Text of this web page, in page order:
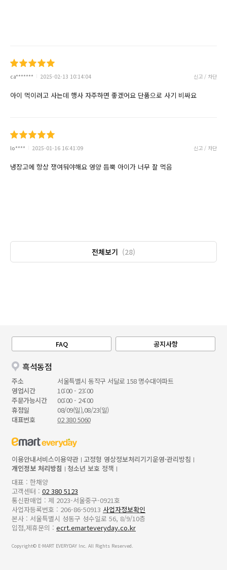
ca******* 2025-02-13 10:14:04 신고 / 차단
아이 먹이려고 사는데 행사 자주하면 좋겠어요 단품으로 사기 비싸요
lo**** 2025-01-16 16:41:09 신고 / 차단
냉장고에 항상 쟁여둬야해요 영양 듬뿍 아이가 너무 잘 먹음
전체보기 (28)
FAQ 공지사항
흑석동점
주소
서울특별시 동작구 서달로 158 명수대아파트
영업시간
10:00 - 23:00
주문가능시간
00:00 - 24:00
휴점일
08/09(일),08/23(일)
대표번호
02 380 5060
이용안내서비스이용약관 고정형 영상정보처리기기운영·관리방침
개인정보 처리방침
청소년 보호 정책
대표 : 한채양
고객센터 : 02 380 5123
통신판매업 : 제 2023-서울중구-0921호
사업자등록번호 : 206-86-50913 사업자정보확인
본사 : 서울특별시 성동구 성수일로 56, 8/9/10층
입점,제휴문의 : ecrt.emarteveryday.co.kr
Copyright© E-MART EVERYDAY Inc. All Rights Reserved.